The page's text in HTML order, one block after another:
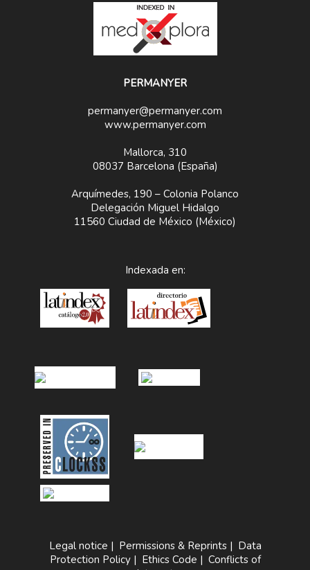
PERMANYER
permanyer@permanyer.com
www.permanyer.com
Mallorca, 310
08037 Barcelona (España)
Arquímedes, 190 – Colonia Polanco
Delegación Miguel Hidalgo
11560 Ciudad de México (México)
Indexada en:
Legal notice | Permissions & Reprints| Data
Protection Policy| Ethics Code | Conflicts of